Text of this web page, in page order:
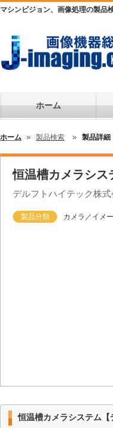
マシンビジョン、画像処理の製品
ホーム
ホーム 製品検索 製品詳細
恒温槽カメラシス
デルフトハイテック株式
製品分類 カメラ／イメ
恒温槽カメラシステム【